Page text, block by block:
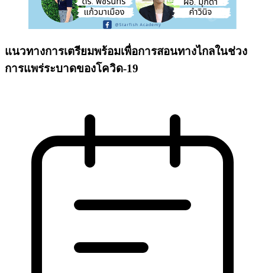
แนวทางการเตรียมพร้อมเพื่อการสอนทางไกลในช่วง
การแพร่ระบาดของโควิด-19